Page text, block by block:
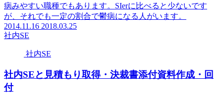
病みやすい職種でもあります。SIerに比べると少ないです
が、それでも一定の割合で鬱病になる人がいます。
2014.11.16 2018.03.25
社内SE
社内SE
社内SEと見積もり取得・決裁書添付資料作成・回
付